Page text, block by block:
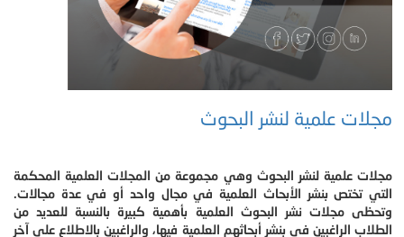
مجلات علمية لنشر البحوث
مجلات علمية لنشر البحوث وهي مجموعة من المجلات العلمية المحكمة
التي تختص بنشر الأبحاث العلمية في مجال واحد أو في عدة مجالات.
وتحظى مجلات نشر البحوث العلمية بأهمية كبيرة بالنسبة للعديد من
الطلاب الراغبين في بنشر أبحاثهم العلمية فيها، والراغبين بالاطلاع على آخر